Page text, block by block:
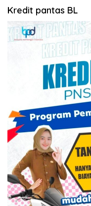
Kredit pantas BL